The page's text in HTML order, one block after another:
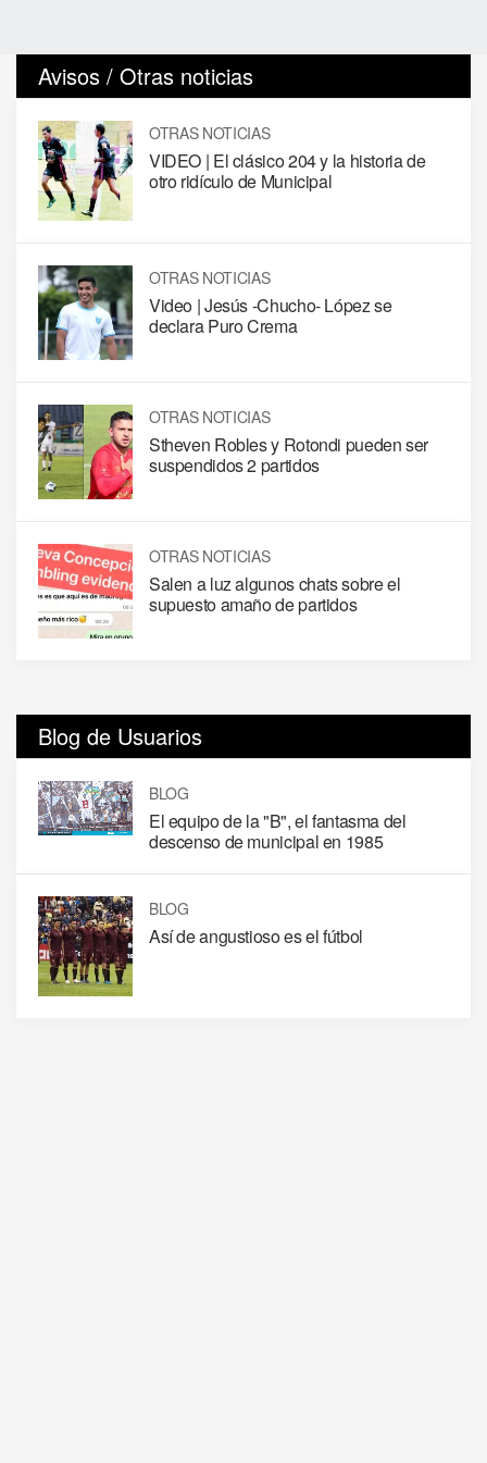
Avisos / Otras noticias
OTRAS NOTICIAS
VIDEO | El clásico 204 y la historia de
otro ridículo de Municipal
OTRAS NOTICIAS
Video | Jesús -Chucho- López se
declara Puro Crema
OTRAS NOTICIAS
Stheven Robles y Rotondi pueden ser
suspendidos 2 partidos
OTRAS NOTICIAS
Salen a luz algunos chats sobre el
supuesto amaño de partidos
Blog de Usuarios
BLOG
El equipo de la "B", el fantasma del
descenso de municipal en 1985
BLOG
Así de angustioso es el fútbol